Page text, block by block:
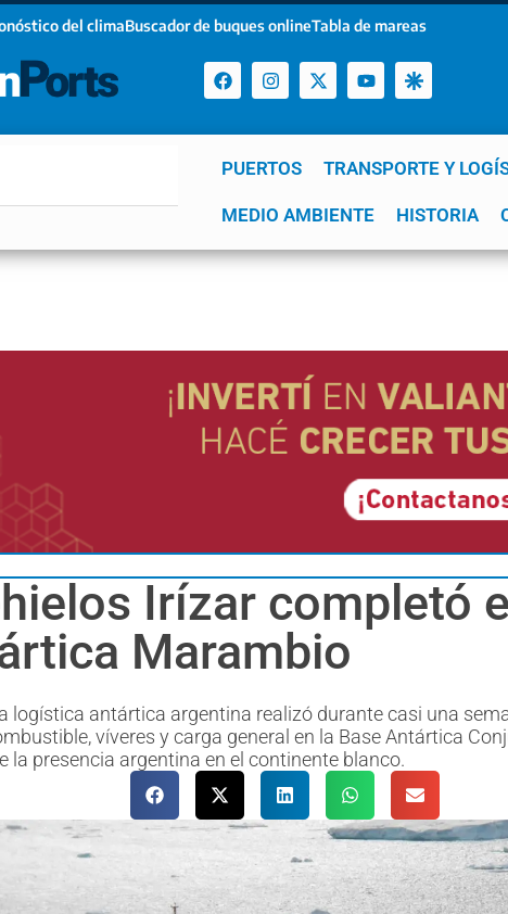
del climaBuscador de buques onlineTabla de mareas
PUERTOS TRANSPORTE Y
MEDIO AMBIENTE HISTORIA
YPF GNL Mar del Plata
Irízar completó
Marambio
logística antártica argentina realizó durante casi una
víveres y carga general en la Base Antártica
la presencia argentina en el continente blanco.
Newsletter!
y políticas de